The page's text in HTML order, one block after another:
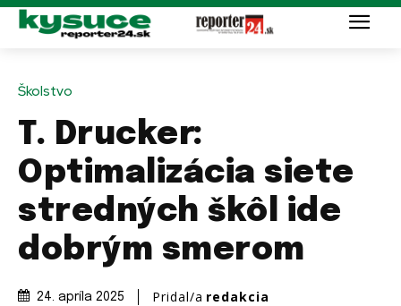
Školstvo
T. Drucker:
Optimalizácia siete
stredných škôl ide
dobrým smerom
24. apríla 2025 Pridal/a redakcia